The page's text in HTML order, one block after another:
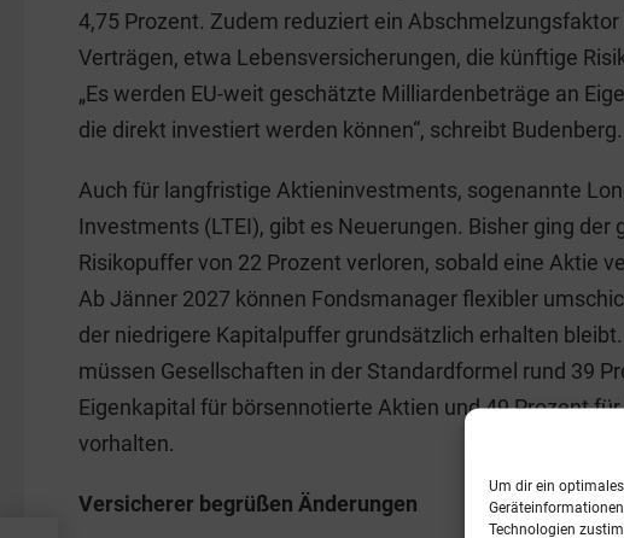
Um dir ein
Technologien
4,75 Prozent. Zudem reduziert ein
Verträgen, etwa Lebensversicherungen, die künftige
„Es werden EU-weit geschätzte Milliardenbeträge an
die direkt investiert werden können“, schreibt Budenberg.
Auch für langfristige Aktieninvestments, sogenannte
Investments (LTEI), gibt es Neuerungen. Bisher ging der
Risikopuffer von 22 Prozent verloren, sobald eine Aktie
Ab Jänner 2027 können Fondsmanager flexibler
der niedrigere Kapitalpuffer grundsätzlich erhalten
müssen Gesellschaften in der Standardformel rund 39
Eigenkapital für börsennotierte Aktien und 49 Prozent
vorhalten.
Versicherer begrüßen Änderungen